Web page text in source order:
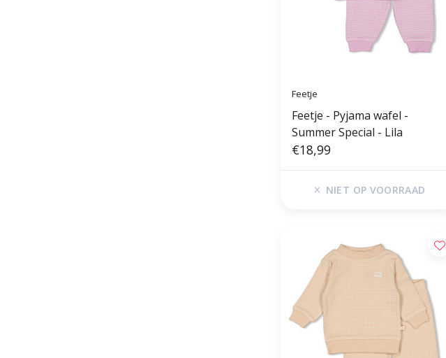
Feetje
Feetje - Pyjama wafel -
Summer Special - Lila
€18,99
NIET OP VOORRAAD